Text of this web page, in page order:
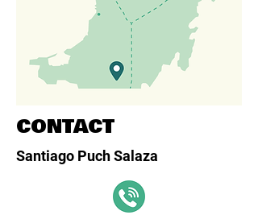
CONTACT
Santiago Puch Salaza